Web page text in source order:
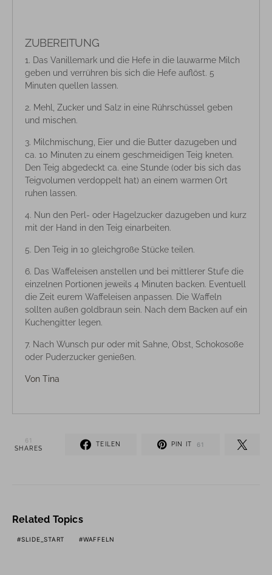
ZUBEREITUNG
Das Vanillemark und die Hefe in die lauwarme Milch
geben und verrühren bis sich die Hefe auflöst. 5
Minuten quellen lassen.
Mehl, Zucker und Salz in eine Rührschüssel geben
und mischen.
Milchmischung, Eier und die Butter dazugeben und
ca. 10 Minuten zu einem geschmeidigen Teig kneten.
Den Teig abgedeckt ca. eine Stunde (oder bis sich das
Teigvolumen verdoppelt hat) an einem warmen Ort
ruhen lassen.
Nun den Perl- oder Hagelzucker dazugeben und kurz
mit der Hand in den Teig einarbeiten.
Den Teig in 10 gleichgroße Stücke teilen.
Das Waffeleisen anstellen und bei mittlerer Stufe die
einzelnen Portionen jeweils 4 Minuten backen. Eventuell
die Zeit eurem Waffeleisen anpassen. Die Waffeln
sollten außen goldbraun sein. Nach dem Backen auf ein
Kuchengitter legen.
Nach Wunsch pur oder mit Sahne, Obst, Schokosoße
oder Puderzucker genießen.
Von Tina
61
SHARES
TEILEN PIN IT 61
Related Topics
SLIDE_START WAFFELN